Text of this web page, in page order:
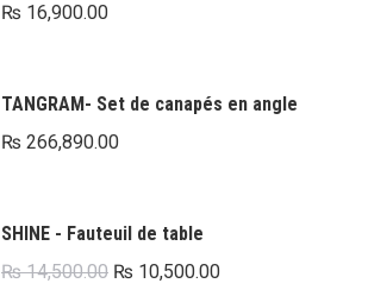
₨ 16,900.00
TANGRAM- Set de canapés en angle
₨ 266,890.00
SHINE - Fauteuil de table
₨14,500.00 Le
₨ 10,500.00Le